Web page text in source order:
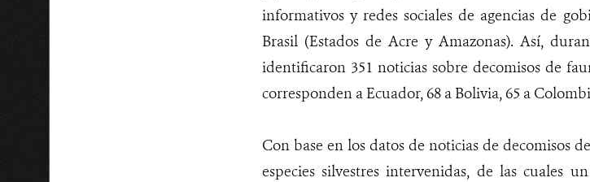
informativos y redes sociales de agencias de
Brasil (Estados de Acre y Amazonas). Así,
identificaron 351 noticias sobre decomisos de
corresponden a Ecuador, 68 a Bolivia, 65 a
Con base en los datos de noticias de decomisos
especies silvestres intervenidas, de las cuales